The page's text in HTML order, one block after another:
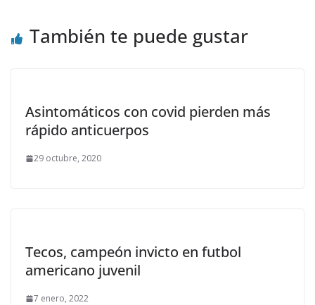
También te puede gustar
Asintomáticos con covid pierden más
rápido anticuerpos
29 octubre, 2020
Tecos, campeón invicto en futbol
americano juvenil
7 enero, 2022